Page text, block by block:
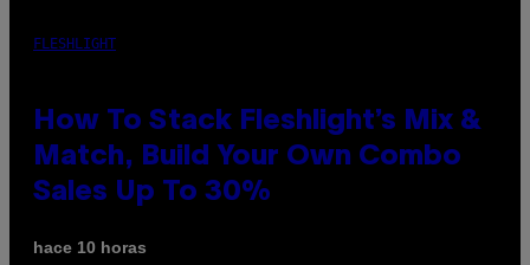
FLESHLIGHT
How To Stack Fleshlight’s Mix &
Match, Build Your Own Combo
Sales Up To 30%
hace 10 horas